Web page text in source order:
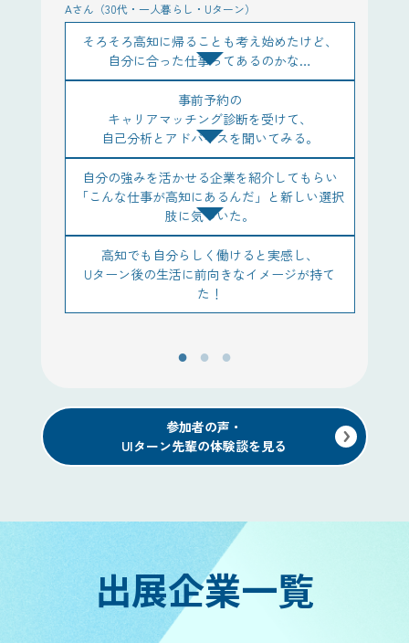
Aさん（30代・一人暮らし・Uターン）
そろそろ高知に帰ることも考え始めたけど、
自分に合った仕事ってあるのかな…
事前予約の
キャリアマッチング診断を受けて、
自己分析とアドバイスを聞いてみる。
自分の強みを活かせる企業を紹介してもらい
「こんな仕事が高知にあるんだ」と新しい選択
肢に気づいた。
高知でも自分らしく働けると実感し、
Uターン後の生活に前向きなイメージが持て
た！
参加者の声・
UIターン先輩の体験談を見る
出展企業一覧